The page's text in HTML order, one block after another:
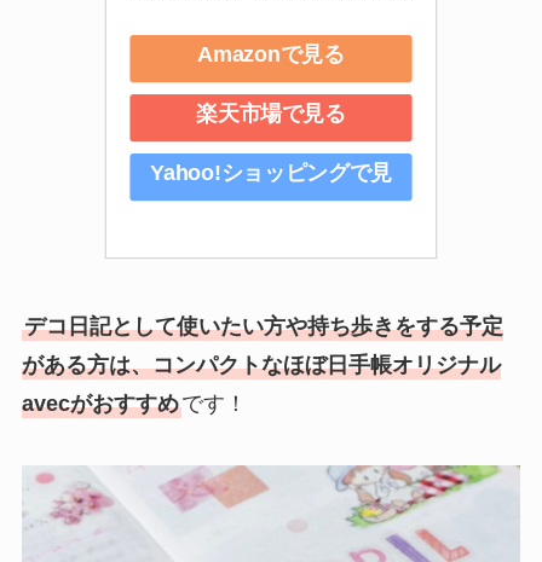
Amazonで見る
楽天市場で見る
Yahoo!ショッピングで見
デコ日記として使いたい方や持ち歩きをする予定
がある方は、コンパクトなほぼ日手帳オリジナル
avecがおすすめです！